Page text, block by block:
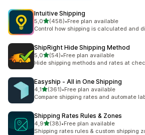
Intuitive Shipping
5,0de 5 estrelas
(458)
458 total de avaliações
•Free plan available
Control how shipping is calculated and
ShipRight Hide Shipping Method
5,0de 5 estrelas
(54)
54 total de avaliações
•Free plan available
Hide shipping methods and rates at
Easyship ‑ All in One Shipping
4,1de 5 estrelas
(361)
361 total de avaliações
•Free plan available
Compare shipping rates and automate
Shipping Rates Rules & Zones
4,9de 5 estrelas
(38)
38 total de avaliações
•Free plan available
Shipping rates rules & custom shipping